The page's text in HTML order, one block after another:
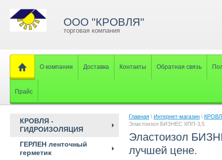
ООО "КРОВЛЯ"
торговая компания
О компании Доставка Контакты Обратная связь
Прайс
КРОВЛЯ -
ГИДРОИЗОЛЯЦИЯ
ГЕРЛЕН ленточный
герметик
Главная \ Интернет-магазин \
Эластоизол БИЗНЕС ХПП-3,5
Эластоизол
лучшей цене.